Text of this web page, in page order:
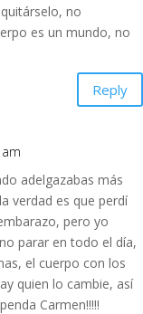
no
es un mundo, no
Reply
adelgazabas más
verdad es que perdí
pero yo
parar en todo el día,
el cuerpo con los
quien lo cambie, así
Carmen!!!!!